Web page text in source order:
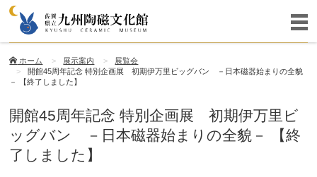
ホーム 展示案内
展覧会
開館45周年記念 特別企画展 初期伊万里ビッグバン －日本磁器始まりの全貌
－ 【終了しました】
開館45周年記念 特別企画展 初期伊万里ビ
ッグバン －日本磁器始まりの全貌－ 【終
了しました】